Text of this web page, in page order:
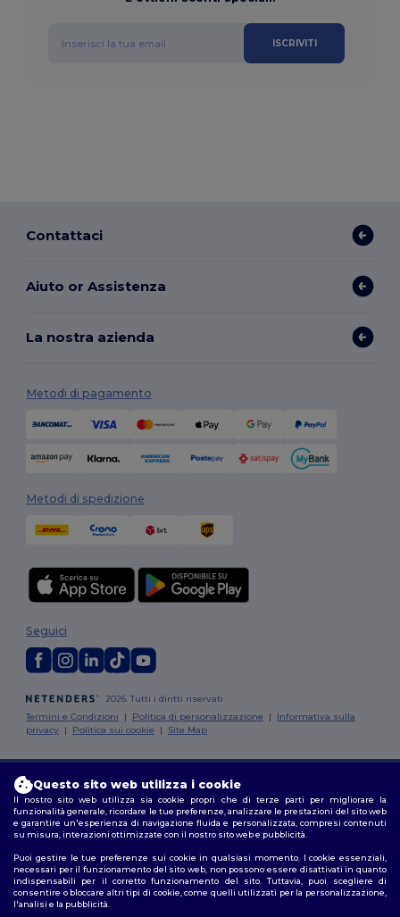
ISCRIVITI
Contattaci
Aiuto or Assistenza
La nostra azienda
Metodi di pagamento
Metodi di spedizione
2026. Tutti i diritti riservati
Termini e Condizioni | Politica di personalizzazione | Informativa sulla
privacy | Politica sui cookie | Site Map
Seguici
Catania|Bari
Questo sito web utilizza i cookie
Il nostro sito web utilizza sia cookie propri che di terze parti per migliorare la
funzionalità generale, ricordare le tue preferenze, analizzare le prestazioni del sito web
e garantire un'esperienza di navigazione fluida e personalizzata, compresi contenuti
su misura, interazioni ottimizzate con il nostro sito web e pubblicità.
Puoi gestire le tue preferenze sui cookie in qualsiasi momento. I cookie essenziali,
necessari per il funzionamento del sito web, non possono essere disattivati in quanto
indispensabili per il corretto funzionamento del sito. Tuttavia, puoi scegliere di
consentire o bloccare altri tipi di cookie, come quelli utilizzati per la personalizzazione,
l'analisi e la pubblicità.